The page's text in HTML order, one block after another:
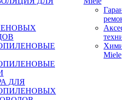
ДЛЯ
Miele